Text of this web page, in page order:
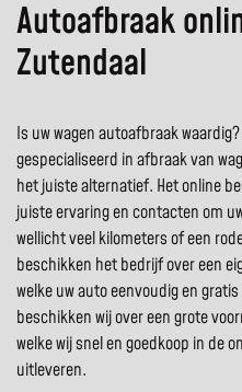
Autoafbraak
Zutendaal
Is uw wagen autoafbraak
gespecialiseerd in afbraak van
het juiste alternatief. Het online
juiste ervaring en contacten om
wellicht veel kilometers of een
beschikken het bedrijf over een
welke uw auto eenvoudig en
beschikken wij over een grote
welke wij snel en goedkoop in de
uitleveren.